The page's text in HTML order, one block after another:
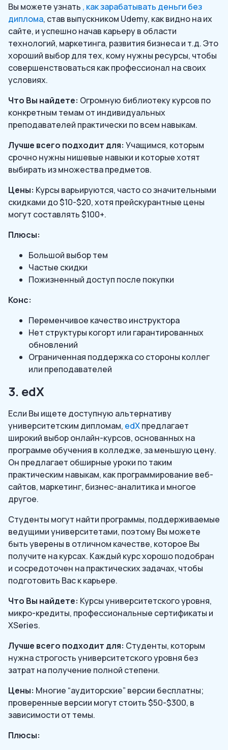
Вы можете узнать , как зарабатывать деньги без
диплома, став выпускником Udemy, как видно на их
сайте, и успешно начав карьеру в области
технологий, маркетинга, развития бизнеса и т.д. Это
хороший выбор для тех, кому нужны ресурсы, чтобы
совершенствоваться как профессионал на своих
условиях.
Что Вы найдете: Огромную библиотеку курсов по
конкретным темам от индивидуальных
преподавателей практически по всем навыкам.
Лучше всего подходит для: Учащимся, которым
срочно нужны нишевые навыки и которые хотят
выбирать из множества предметов.
Цены: Курсы варьируются, часто со значительными
скидками до $10-$20, хотя прейскурантные цены
могут составлять $100+.
Плюсы:
Большой выбор тем
Частые скидки
Пожизненный доступ после покупки
Конс:
Переменчивое качество инструктора
Нет структуры когорт или гарантированных
обновлений
Ограниченная поддержка со стороны коллег
или преподавателей
3. edX
Если Вы ищете доступную альтернативу
университетским дипломам, edXпредлагает
широкий выбор онлайн-курсов, основанных на
программе обучения в колледже, за меньшую цену.
Он предлагает обширные уроки по таким
практическим навыкам, как программирование веб-
сайтов, маркетинг, бизнес-аналитика и многое
другое.
Студенты могут найти программы, поддерживаемые
ведущими университетами, поэтому Вы можете
быть уверены в отличном качестве, которое Вы
получите на курсах. Каждый курс хорошо подобран
и сосредоточен на практических задачах, чтобы
подготовить Вас к карьере.
Что Вы найдете: Курсы университетского уровня,
микро-кредиты, профессиональные сертификаты и
XSeries.
Лучше всего подходит для: Студенты, которым
нужна строгость университетского уровня без
затрат на получение полной степени.
Цены: Многие “аудиторские” версии бесплатны;
проверенные версии могут стоить $50-$300, в
зависимости от темы.
Плюсы: